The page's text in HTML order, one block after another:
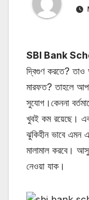
SBI Bank
দ্বিগুণ করতে? তাও
মারফত? তাহলে
সুযোগ।কেননা
খুবই কম রয়েছে।
ঝুকিহীন ভাবে এমন
মালামাল করবে।
নেওয়া যাক।